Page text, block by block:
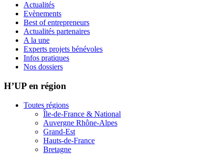
Actualités
Evènements
Best of entrepreneurs
Actualités partenaires
A la une
Experts projets bénévoles
Infos pratiques
Nos dossiers
H’UP en région
Toutes régions
Île-de-France & National
Auvergne Rhône-Alpes
Grand-Est
Hauts-de-France
Bretagne